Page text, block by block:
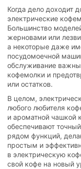
Когда дело доходит
электрические
Большинство
жерновами или
а некоторые даже
посудомоечной
обслуживание важны
кофемолки и
или остатков.
В целом,
любого любителя
и ароматной чашкой
обеспечивают
рядом функций,
простым и
в электрическую
свой кофе на новый